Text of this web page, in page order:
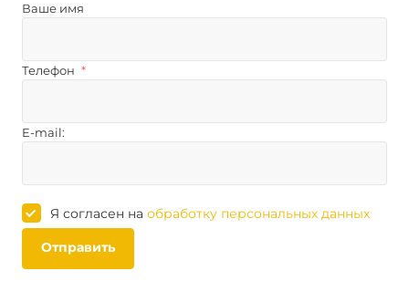
Ваше имя
Телефон *
E-mail:
Я согласен на обработку персональных данных
Отправить